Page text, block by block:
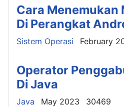
Cara Menemukan
Di Perangkat
Details
Sistem Operasi February
Operator
Di Java
Details
Java May 2023 30469